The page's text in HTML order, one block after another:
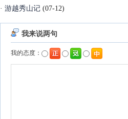
· 游越秀山记 (07-12)